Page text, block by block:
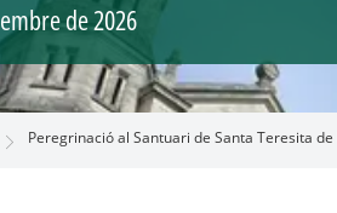
de 2026
Peregrinació al Santuari de Santa Teresita